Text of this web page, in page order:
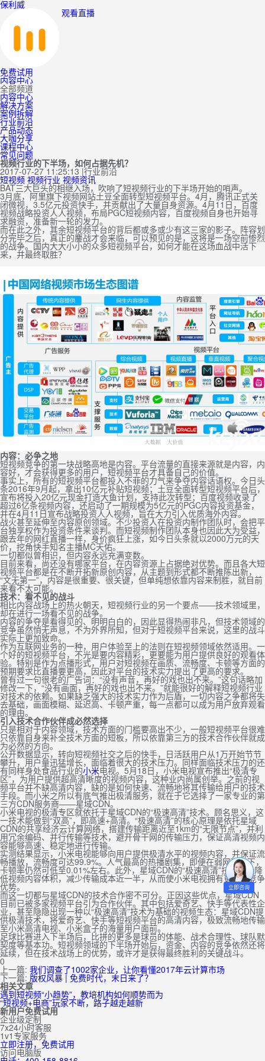
保利威
观看直播
免费试用
内容中心
全部频道
内容中心
解决方案
案例拆解
行业前沿
产品动态
大咖分享
课程中心
常见问题
视频行业的下半场，如何占据先机？
2017-07-27 11:25:13 |行业前沿
短视频 视频行业 视频资讯
BAT三大巨头的相继入场，吹响了短视频行业的下半场开始的哨声。
3月底，阿里旗下视频网站土豆全面转型短视频平台。4月，腾讯正式关
闭微视，3.5亿元投资快手，并贡献出了大量自身资源。4月11日，百度
视频战略投资人人视频，布局PGC短视频内容，百度视频自身也开始寻
求融资，准备新一轮的发力。
而在此之外，其余短视频平台的背后都或多或少有这三家的影子。阵容划
分完毕之后，真正的鏖战才会来临，可以预见的是，这将是一场空前惨烈
的战争。国内大大小小的众多短视频平台，如何才能在这场血战中活下
来，并最终取胜？
内容：必争之地
短视频竞争的第一块战略高地是内容。平台流量的直接来源就是内容，内
容好，才会获得更多的用户，短视频平台才具备自己的价值。
事实上，所有的短视频平台都投入不菲的力气来争夺内容话语权。今日头
条2016年9月起，拿出10亿元补贴短视频；土豆全面转型短视频平台后，
宣布将投入20亿元现金打造大鱼计划，支持此次转型；百度视频收录了
超过6亿条视频内容，还启动了一期规模为5亿元的PGC内容投资基金，
并在4月11日宣布战略投资人人视频，旨在大力引入优质海外内容。
战火甚至延伸至内容原创领域。不少投资人在投资内制作团队时，会把平
台独享权作为投资条件来谈判。而短视频制作团队本身也因此大为受益，
跟去年的网红直播一样，身价疯狂上涨，如今日头条就以2000万元的天
价，挖角快手知名主播MC天佑。
一切都似曾相识，但内容永远充满变数。
目前来看，尚还没有哪家平台，在内容资源上占据绝对优势。而且各大短
视频平台都是在不断开拓新原创内容，从主题到形式都不断推陈出新，
“文无第一”，内容是很重要、很关键，但单纯想依靠内容来制胜，就目前
来看不太可能。
技术：看不见的战斗
相比内容战场上的热火朝天，短视频行业的另一个要点——技术领域里，
却在进行一场看不见的战争。
内容的争夺是看得见的、明明白白的，因此显得热闹非凡，但技术领域的
竞争虽然悄无声息，不为外界所知，但对于短视频平台来说，这里的战斗
实际上更加致命。
作为互联网业务的一种，用户体验至上的法则在短视频领域依然适用。一
个好的短视频平台，不光是要内容精彩，更要能为用户提供良好的观看体
验。特别是作为点播形式，用户对短视频在画质、流畅度、卡顿等方面的
预期要求比直播要更高，因此对平台的技术实力提出了更高的要求。
曾有过一句很老的广告词：“没有声音，再好的戏也出不来。”这句话略加
修改一下，“没有画面，再好的戏也出不来。”就能很好的解释短视频行业
对技术的依赖。如果缺乏强大的技术实力作为后盾，一切内容之争都将失
去基础，画面模糊、延迟高、卡顿严重，每一点都可以成为用户放弃观看
的理由。
引入技术合作伙伴成必然选择
只是相对于内容领域，技术方面的门槛要高出不少，一般短视频平台很难
只依靠自身来补全技术方面的短板，所以依靠第三方的技术合作伙伴就成
为必然的方向。
公开数据显示，转向短视频社交之后的快手，日活跃用户从1万开始节节
攀升，用户量迅猛增长，面临着很大的技术压力。同样面临技术压力的还
有同样身处食品行业的小米电视。5月18日，小米电视宣布推出“极清专
区”，为用户提供超高清晰度的视频内容，这种业内尚属创举。之前的视
频平台并不缺高清内容，缺的是如何快速、流畅地将其传输给用户的技术
手段。而小米之所以有底气推出极清服务，就在于它选择了一家专业的第
三方CDN服务商——星域CDN。
小米电视的极清专区就依托于星域CDN的“极速高清”技术。顾名思义，这
一技术能做到“双高”，即高速+高清。“极速高清”的核心原理是依托星域
CDN的共享经济云计算网络，搭建传输距离近至1km的“无限节点”，并利
用冗余编码、并行传输等技术，避开骨干网的传输压力，保证高清视频内
容能够高速、稳定地进行传输。
实测结果显示，小米电视能够向用户提供极清水平的视频内容，并保证流
畅播放，流畅度可达99.9%。人气最高的热播剧集，即便在弱网环境下，
卡顿率仍然可低至0.01%左右。此外，星域CDN的“极速高清”技术还能降
低视频内容体积，减少传输成本近一半，从而使小米电视拥有更大的竞争
优势。
而这一切都与星域CDN的技术合作密不可分。正因这些优点，星域CDN
目前已被多家视频平台引为合作伙伴。其中包括爱奇艺、快手等代表性企
业，甚至隐隐出现一种以“极速高清”技术为基础的视频生态：星域CDN提
供极清技术，将爱奇艺、快手等短视频平台的高清内容，极致流畅地传输
至小米高清电视、小米盒子的海量用户面前。
足球比赛进入下半场后，比拼的更多是球员的体能、战术合理性、球队默
契度等基本功。短视频领域的下半场开始后，资金、内容的竞争依然还将
延续，但在技术战场上的优势，或许才是获得最终胜利的关键战斗。
0
上一篇: 我们调查了1002家企业，让你看懂2017年云计算市场
下一篇: 版权风暴 | 免费时代，末日来了？
相关文章
遇到短视频“小趋势”，教培机构如何顺势而为
“短视频+电商”玩家不断，路子越走越新
新用户免费试用
企业级定制
7x24小时客服
1v1专家服务
立即注册，免费试用
访问电脑版
立即咨询